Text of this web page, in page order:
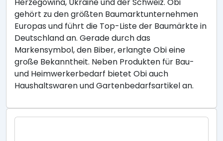
gehört zu den größten Baumarktunternehmen
Europas und führt die Top-Liste der Baumärkte in
Deutschland an. Gerade durch das
Markensymbol, den Biber, erlangte Obi eine
große Bekanntheit. Neben Produkten für Bau-
und Heimwerkerbedarf bietet Obi auch
Haushaltswaren und Gartenbedarfsartikel an.